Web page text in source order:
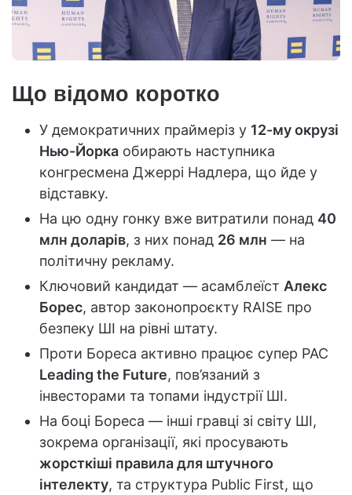
Що відомо коротко
У демократичних праймеріз у 12-му окрузі
Нью-Йорка обирають наступника
конгресмена Джеррі Надлера, що йде у
відставку.
На цю одну гонку вже витратили понад 40
млн доларів, з них понад 26 млн — на
політичну рекламу.
Ключовий кандидат — асамблеїст Алекс
Борес, автор законопроєкту RAISE про
безпеку ШІ на рівні штату.
Проти Бореса активно працює супер PAC
Leading the Future, пов’язаний з
інвесторами та топами індустрії ШІ.
На боці Бореса — інші гравці зі світу ШІ,
зокрема організації, які просувають
жорсткіші правила для штучного
інтелекту, та структура Public First, що